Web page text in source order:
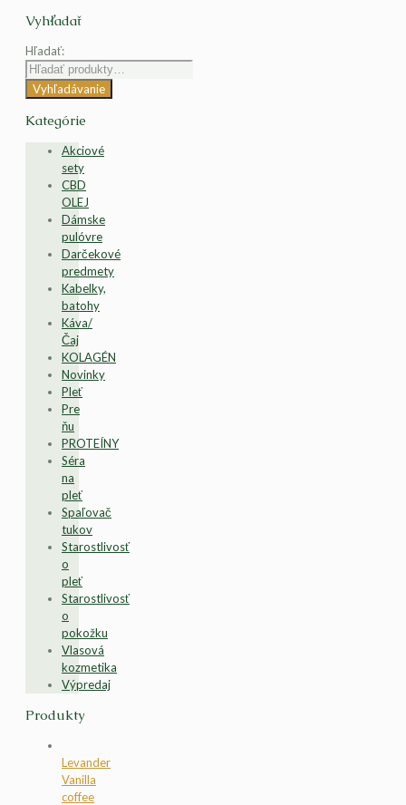
Vyhľadať
Hľadať:
Vyhľadávanie
Kategórie
Akciové
sety
CBD
OLEJ
Dámske
pulóvre
Darčekové
predmety
Kabelky,
batohy
Káva/
Čaj
KOLAGÉN
Novinky
Pleť
Pre
ňu
PROTEÍNY
Séra
na
pleť
Spaľovač
tukov
Starostlivosť
o
pleť
Starostlivosť
o
pokožku
Vlasová
kozmetika
Výpredaj
Produkty
Levander
Vanilla
coffee